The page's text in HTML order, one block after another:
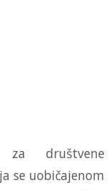
za društvene
se uobičajenom